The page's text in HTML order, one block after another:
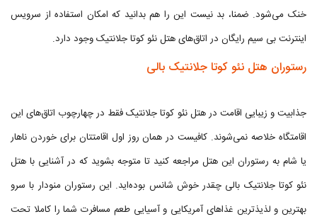
خنک می‌شود. ضمنا، بد نیست این را هم بدانید که امکان استفاده از سرویس
اینترنت بی سیم رایگان در اتاق‌های هتل نئو کوتا جلانتیک وجود دارد.
رستوران هتل نئو کوتا جلانتیک بالی
جذابیت و زیبایی اقامت در هتل نئو کوتا جلانتیک فقط در چهارچوب اتاق‌های این
اقامتگاه خلاصه نمی‌شوند. کافیست در همان روز اول اقامتتان برای خوردن ناهار
یا شام به رستوران این هتل مراجعه کنید تا متوجه بشوید که در آشنایی با هتل
نئو کوتا جلانتیک بالی چقدر خوش شانس بوده‌اید. این رستوران منودار با سرو
بهترین و لذیذترین غذاهای آمریکایی و آسیایی طعم مسافرت شما را کاملا تحت